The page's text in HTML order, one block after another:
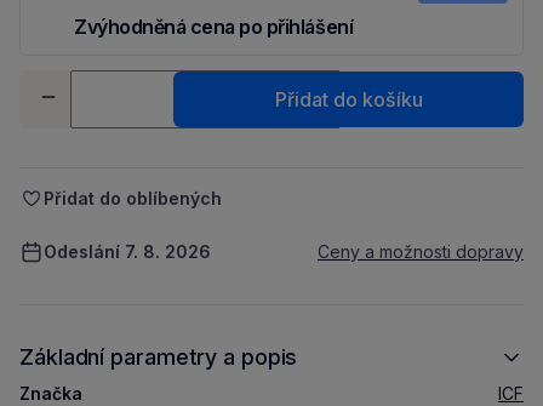
Zvýhodněná cena po přihlášení
-
+
Přidat do košíku
Přidat do oblíbených
Odeslání 7. 8. 2026 Ceny a možnosti dopravy
Základní parametry a popis
Značka ICF